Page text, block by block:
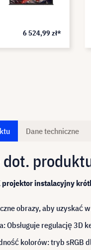
6 524,99 zł*
Dane techniczne
projektor instalacyjny
obrazy, aby uzyskać
Obsługuje regulację 3D
kolorów: tryb sRGB